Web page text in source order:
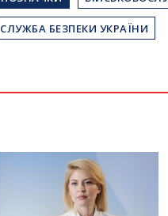
СЛУЖБА БЕЗПЕКИ УКРАЇНИ